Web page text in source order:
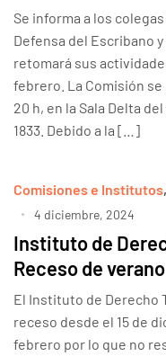
Se informa a los
Defensa del Escribano
retomará sus
febrero. La Comisión se
20 h, en la Sala Delta
1833. Debido a la […]
Comisiones e Institutos,
4 diciembre, 2024
Instituto de
Receso de verano
El Instituto de Derecho
receso desde el 15 de
febrero por lo que no